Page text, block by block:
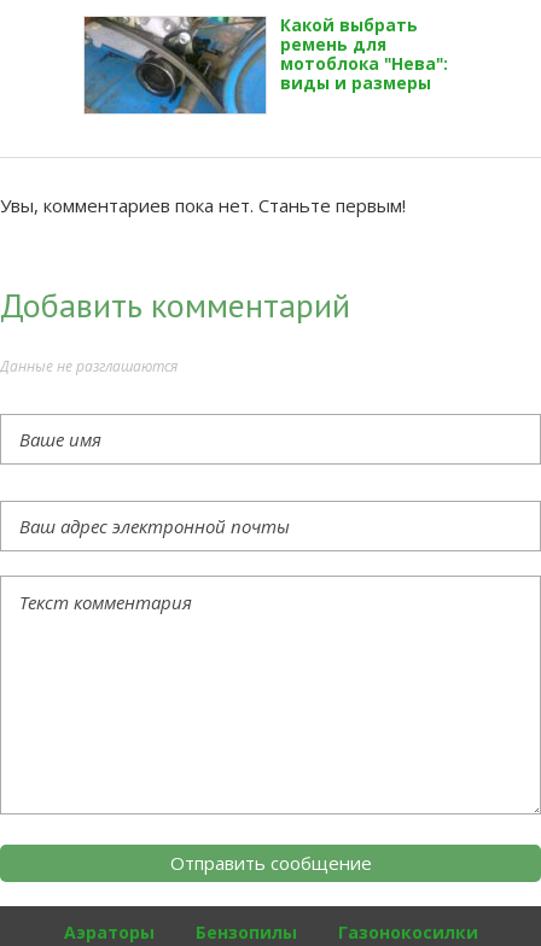
Какой выбрать
ремень для
мотоблока "Нева":
виды и размеры
Увы, комментариев пока нет. Станьте первым!
Добавить комментарий
Данные не разглашаются
Аэраторы Бензопилы Газонокосилки